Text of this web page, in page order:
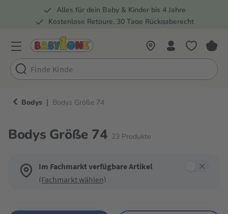
Zur Hauptnavigation springen
Alles für dein Baby & Kinder bis 4 Jahre
Kostenlose Retoure, 30 Tage Rückgaberecht
Bodys | Bodys Größe 74
Bodys Größe 74 23 Produkte
Im Fachmarkt verfügbare Artikel
(Fachmarkt wählen)